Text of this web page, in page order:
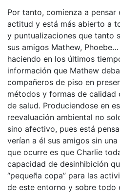
Por tanto, comienza a pensar
actitud y está más abierto a
y puntualizaciones que tanto
sus amigos Mathew,
haciendo en los últimos
información que Mathew
compañeros de piso en
métodos y formas de calidad
de salud. Produciendose en
reevaluación ambiental no
sino afectivo, pues está
verían a él sus amigos sin
que ocurre es que Charlie
capacidad de desinhibición
“pequeña copa” para las
de este entorno y sobre todo